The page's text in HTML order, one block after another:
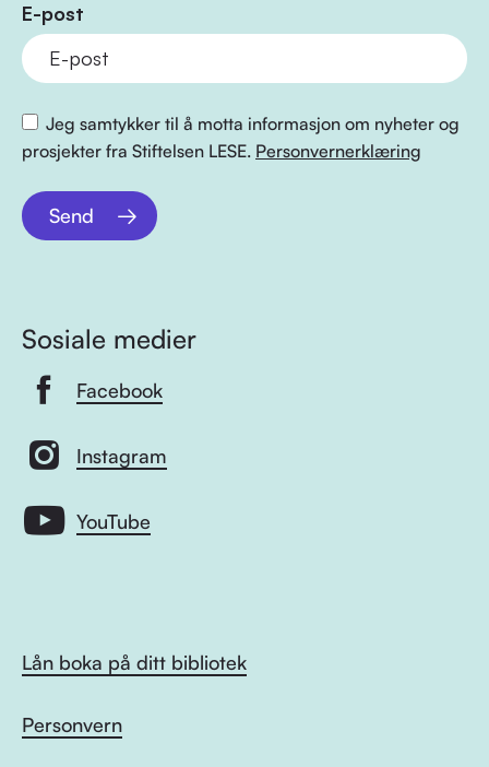
E-post
Jeg samtykker til å motta informasjon om nyheter og
prosjekter fra Stiftelsen LESE. Personvernerklæring
Send
Sosiale medier
Facebook
Instagram
YouTube
Lån boka på ditt bibliotek
Personvern